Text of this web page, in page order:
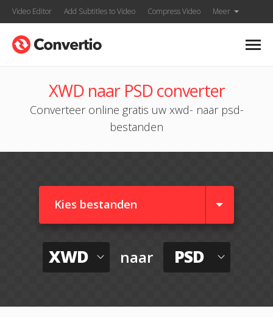
Video Editor Add Subtitles to Video Compress Video Meer
XWD naar PSD converter
Converteer online gratis uw xwd- naar psd-
bestanden
Kies bestanden
XWD naar PSD